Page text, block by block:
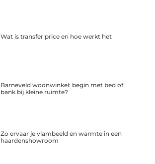
Wat is transfer price en hoe werkt het
Barneveld woonwinkel: begin met bed of
bank bij kleine ruimte?
Zo ervaar je vlambeeld en warmte in een
haardenshowroom